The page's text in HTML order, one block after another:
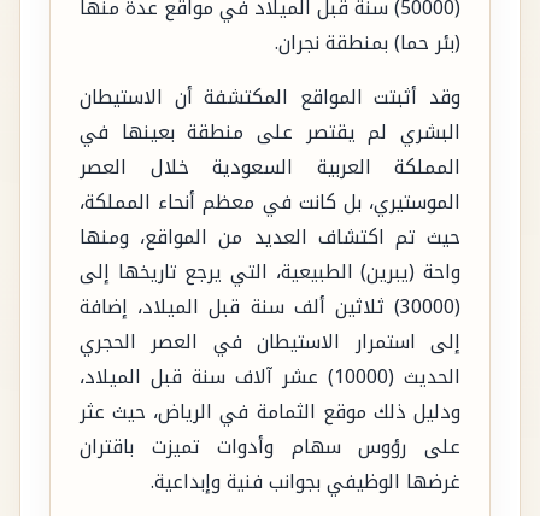
(50000) سنة قبل الميلاد في مواقع عدة منها
(بئر حما) بمنطقة نجران.
وقد أثبتت المواقع المكتشفة أن الاستيطان
البشري لم يقتصر على منطقة بعينها في
المملكة العربية السعودية خلال العصر
الموستيري، بل كانت في معظم أنحاء المملكة،
حيث تم اكتشاف العديد من المواقع، ومنها
واحة (يبرين) الطبيعية، التي يرجع تاريخها إلى
(30000) ثلاثين ألف سنة قبل الميلاد، إضافة
إلى استمرار الاستيطان في العصر الحجري
الحديث (10000) عشر آلاف سنة قبل الميلاد،
ودليل ذلك موقع الثمامة في الرياض، حيث عثر
على رؤوس سهام وأدوات تميزت باقتران
غرضها الوظيفي بجوانب فنية وإبداعية.